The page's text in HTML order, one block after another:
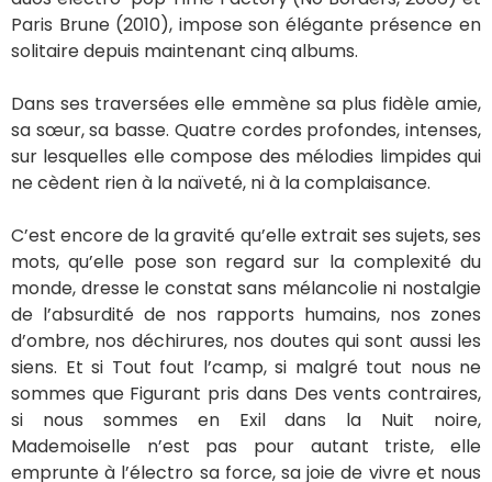
Un côté brut et très
LA PARISIENNE LIFE